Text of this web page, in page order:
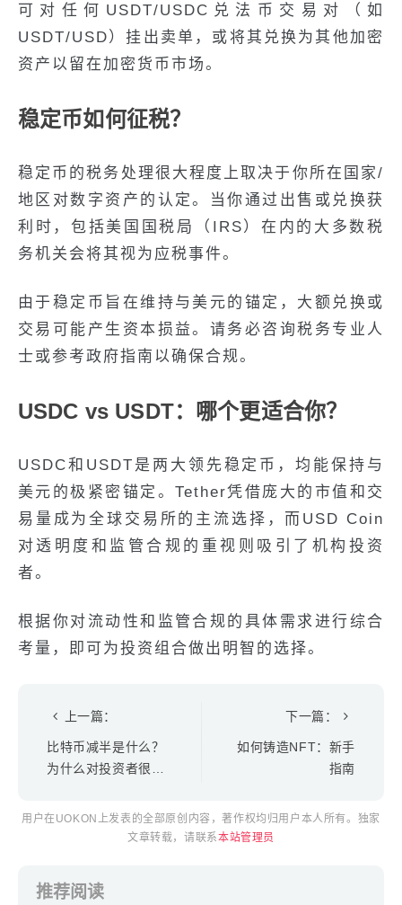
可对任何USDT/USDC兑法币交易对（如
USDT/USD）挂出卖单，或将其兑换为其他加密
资产以留在加密货币市场。
稳定币如何征税？
稳定币的税务处理很大程度上取决于你所在国家/
地区对数字资产的认定。当你通过出售或兑换获
利时，包括美国国税局（IRS）在内的大多数税
务机关会将其视为应税事件。
由于稳定币旨在维持与美元的锚定，大额兑换或
交易可能产生资本损益。请务必咨询税务专业人
士或参考政府指南以确保合规。
USDC vs USDT：哪个更适合你？
USDC和USDT是两大领先稳定币，均能保持与
美元的极紧密锚定。Tether凭借庞大的市值和交
易量成为全球交易所的主流选择，而USD Coin
对透明度和监管合规的重视则吸引了机构投资
者。
根据你对流动性和监管合规的具体需求进行综合
考量，即可为投资组合做出明智的选择。
上一篇：
比特币减半是什么？
为什么对投资者很重
下一篇：
如何铸造NFT：新手
指南
用户在UOKON上发表的全部原创内容，著作权均归用户本人所有。独家
文章转载，请联系本站管理员
推荐阅读